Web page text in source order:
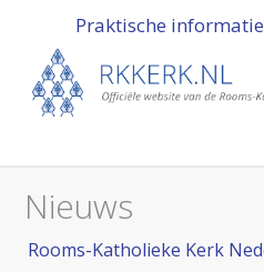
Praktische
Nieuws
Rooms-Katholieke Kerk